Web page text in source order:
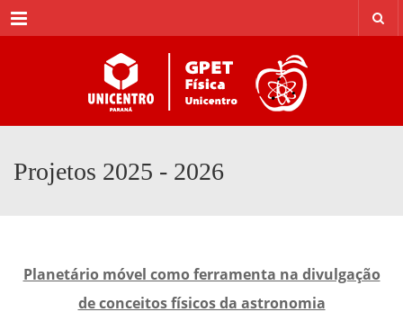
Menu
Projetos 2025 - 2026
Planetário móvel como ferramenta na divulgação
de conceitos físicos da astronomia